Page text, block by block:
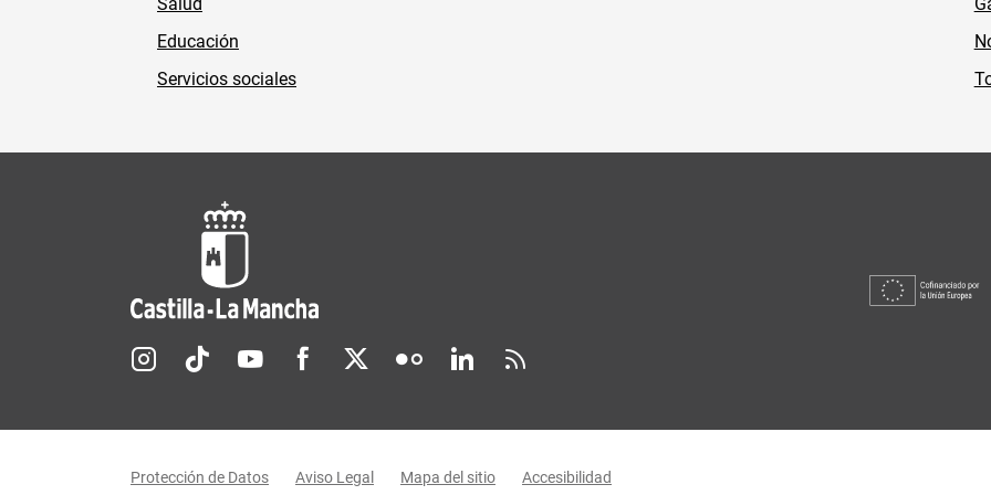
Educación
Servicios sociales
Redes sociales JCCM
Protección de Datos Aviso Legal Mapa del sitio Accesibilidad